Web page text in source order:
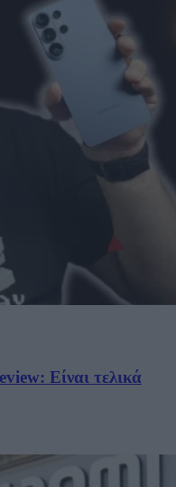
Είναι τελικά